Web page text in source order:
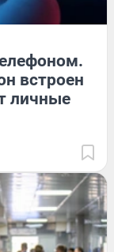
встроен
личные